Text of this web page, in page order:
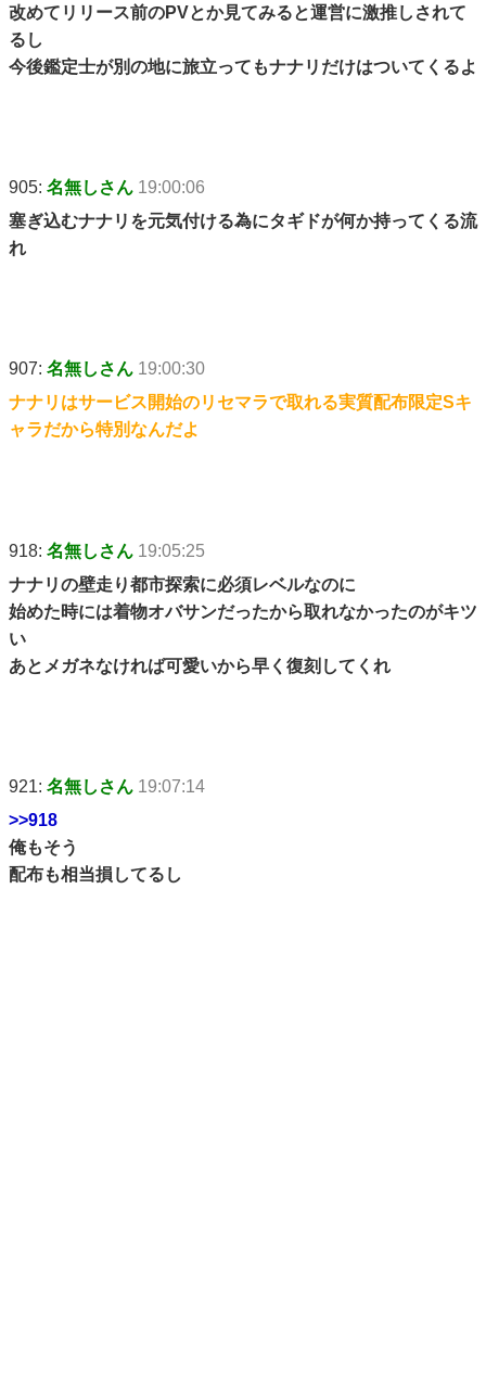
改めてリリース前のPVとか見てみると運営に激推しされて
るし
今後鑑定士が別の地に旅立ってもナナリだけはついてくるよ
905: 名無しさん 19:00:06
塞ぎ込むナナリを元気付ける為にタギドが何か持ってくる流
れ
907: 名無しさん 19:00:30
ナナリはサービス開始のリセマラで取れる実質配布限定Sキ
ャラだから特別なんだよ
918: 名無しさん 19:05:25
ナナリの壁走り都市探索に必須レベルなのに
始めた時には着物オバサンだったから取れなかったのがキツ
い
あとメガネなければ可愛いから早く復刻してくれ
921: 名無しさん 19:07:14
>>918
俺もそう
配布も相当損してるし